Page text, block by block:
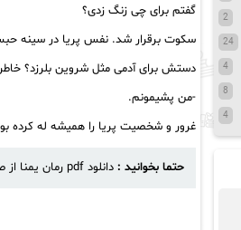
گفتم برای چی زنگ زدی؟
سکوت برقرار شد. نفس پریا در سینه
دستش برای آدمی مثل شروین بلرزد؟
-من پشیمونم.
غرور و شخصیت پریا را همیشه له کرده
حتما بخوانید : دانلود pdf رمان یمنا از صاحبه پور رمضانعلی
2
24
4
8
4